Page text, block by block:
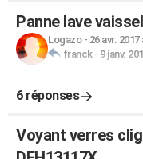
Panne lave
Logazo- 26 avr. 2017
franck- 9 janv.
6 réponses
Voyant verres